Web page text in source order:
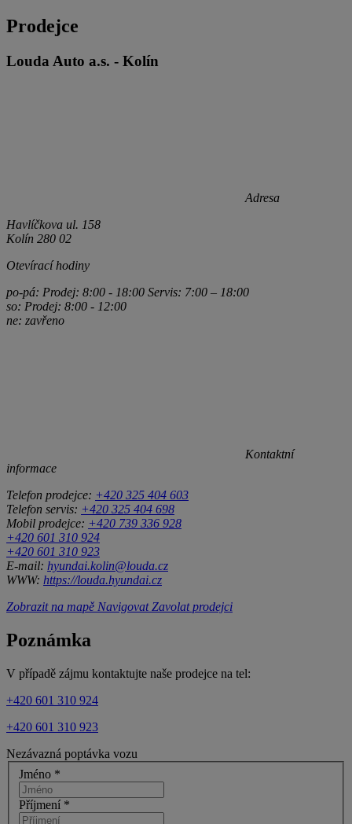
Prodejce
Louda Auto a.s. - Kolín
Adresa
Havlíčkova ul. 158
Kolín 280 02
Otevírací hodiny
po-pá: Prodej: 8:00 - 18:00 Servis: 7:00 – 18:00
so: Prodej: 8:00 - 12:00
ne: zavřeno
Kontaktní
informace
Telefon prodejce: +420 325 404 603
Telefon servis: +420 325 404 698
Mobil prodejce: +420 739 336 928
+420 601 310 924
+420 601 310 923
E-mail: hyundai.kolin@louda.cz
WWW: https://louda.hyundai.cz
Zobrazit na mapě Navigovat Zavolat prodejci
Poznámka
V případě zájmu kontaktujte naše prodejce na tel:
+420 601 310 924
+420 601 310 923
Nezávazná poptávka vozu
Jméno *
Příjmení *